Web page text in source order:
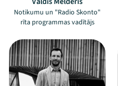
Notikumu un "Radio Skonto"
rīta programmas vadītājs